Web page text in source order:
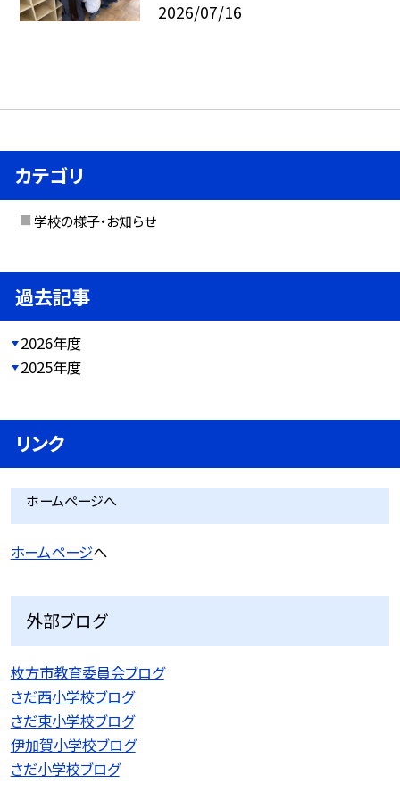
2026/07/16
カテゴリ
学校の様子・お知らせ
過去記事
2026年度
2025年度
リンク
ホームページへ
ホームページへ
外部ブログ
枚方市教育委員会ブログ
さだ西小学校ブログ
さだ東小学校ブログ
伊加賀小学校ブログ
さだ小学校ブログ